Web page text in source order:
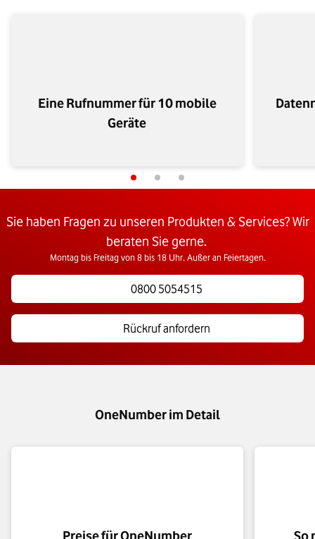
Eine Rufnummer für 10 mobile
Geräte
Sie haben Fragen zu unseren Produkten & Services? Wir
beraten Sie gerne. ​
Montag bis Freitag von 8 bis 18 Uhr. Außer an Feiertagen.
0800 5054515
Rückruf anfordern
OneNumber im Detail
Preise für OneNumber So